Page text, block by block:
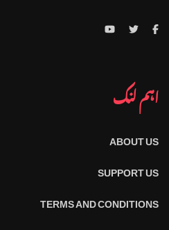
اہم لنک
ABOUT US
SUPPORT US
TERMS AND CONDITIONS